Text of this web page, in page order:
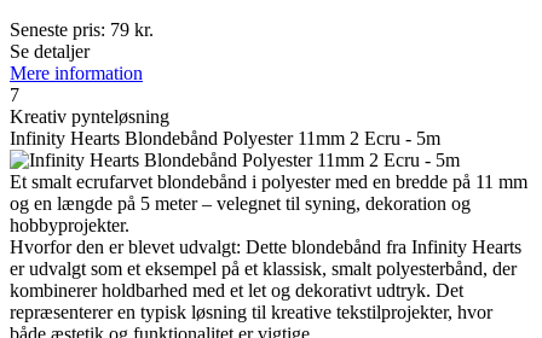
Seneste pris: 79 kr.
Se detaljer
Mere information
7
Kreativ pynteløsning
Infinity Hearts Blondebånd Polyester 11mm 2 Ecru - 5m
Et smalt ecrufarvet blondebånd i polyester med en bredde på 11 mm
og en længde på 5 meter – velegnet til syning, dekoration og
hobbyprojekter.
Hvorfor den er blevet udvalgt: Dette blondebånd fra Infinity Hearts
er udvalgt som et eksempel på et klassisk, smalt polyesterbånd, der
kombinerer holdbarhed med et let og dekorativt udtryk. Det
repræsenterer en typisk løsning til kreative tekstilprojekter, hvor
både æstetik og funktionalitet er vigtige.